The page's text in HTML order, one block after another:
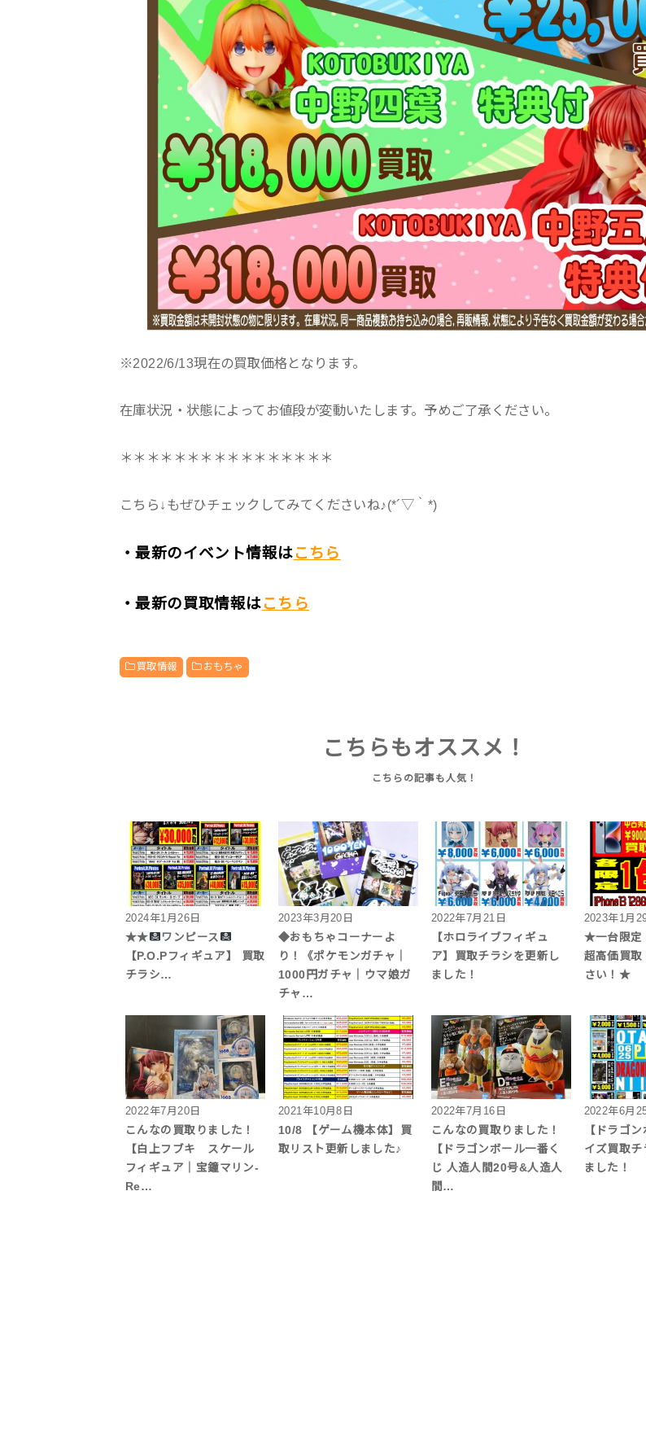
※2022/6/13現在の買取価格となります。
在庫状況・状態によってお値段が変動いたします。予めご了承ください。
＊＊＊＊＊＊＊＊＊＊＊＊＊＊＊＊
こちら↓もぜひチェックしてみてくださいね♪(*´▽｀*)
・最新のイベント情報はこちら
・最新の買取情報はこちら
買取情報 おもちゃ
こちらもオススメ！
2024年1月26日
★★
ワンピース
【P.O.Pフィギュア】 買取
チラシ…
2023年3月20日
◆おもちゃコーナーよ
り！《ポケモンガチャ｜
1000円ガチャ｜ウマ娘ガ
チャ…
2022年7月21日
【ホロライブフィギュ
ア】買取チラシを更新し
ました！
2023年1月
★一台限定
超高価買取
さい！★
2022年7月20日
こんなの買取りました！
【白上フブキ スケール
フィギュア｜宝鐘マリン-
Re…
2021年10月8日
10/8 【ゲーム機本体】買
取リスト更新しました♪
2022年7月16日
こんなの買取りました！
【ドラゴンボール一番く
じ 人造人間20号&人造人
間…
2022年6月
【ドラゴ
イズ買取チ
ました！